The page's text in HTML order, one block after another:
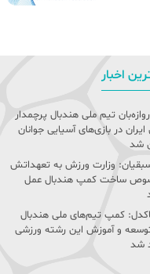
اخبار
تیم ملی هندبال پرچمدار
ایران در بازی‌های آسیایی جوانان
شد
وزارت ورزش به تعهداتش
ساخت کمپ هندبال عمل
کمپ تیم‌های ملی هندبال
و آموزش این رشته ورزشی
شد